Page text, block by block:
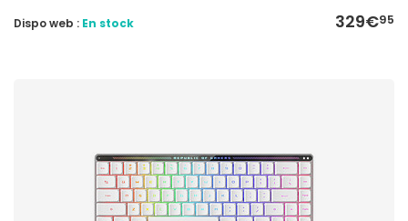
329€95
Dispo web : En stock